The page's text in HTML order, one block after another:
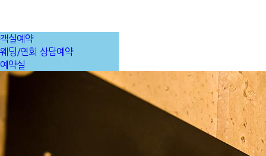
객실예약
웨딩/연회 상담예약
예약실